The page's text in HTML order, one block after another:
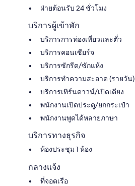
ฝ่ายต้อนรับ 24 ชั่วโมง
บริการผู้เข้าพัก
บริการการท่องเที่ยวและตั๋ว
บริการคอนเซียร์จ
บริการซักรีด/ซักแห้ง
บริการทำความสะอาด (รายวัน)
บริการเทิร์นดาวน์/เปิดเตียง
พนักงานเปิดประตู/ยกกระเป๋า
พนักงานพูดได้หลายภาษา
บริการทางธุรกิจ
ห้องประชุม 1 ห้อง
กลางแจ้ง
ที่จอดเรือ